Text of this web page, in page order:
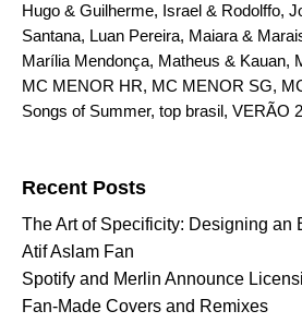
Hugo & Guilherme, Israel & Rodolffo,
Santana, Luan Pereira, Maiara &
Marília Mendonça, Matheus & Kauan,
MC MENOR HR, MC MENOR SG,
Songs of Summer, top brasil, VERÃO
Recent Posts
The Art of Specificity: Designing an
Atif Aslam Fan
Spotify and Merlin Announce
Fan-Made Covers and Remixes